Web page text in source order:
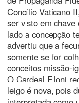
Concílio Vaticano
ser visto em chave
lado a concepção
advertiu que a
somente se for
conceitos missão-
O Cardeal Filoni
leigo é nova, pois